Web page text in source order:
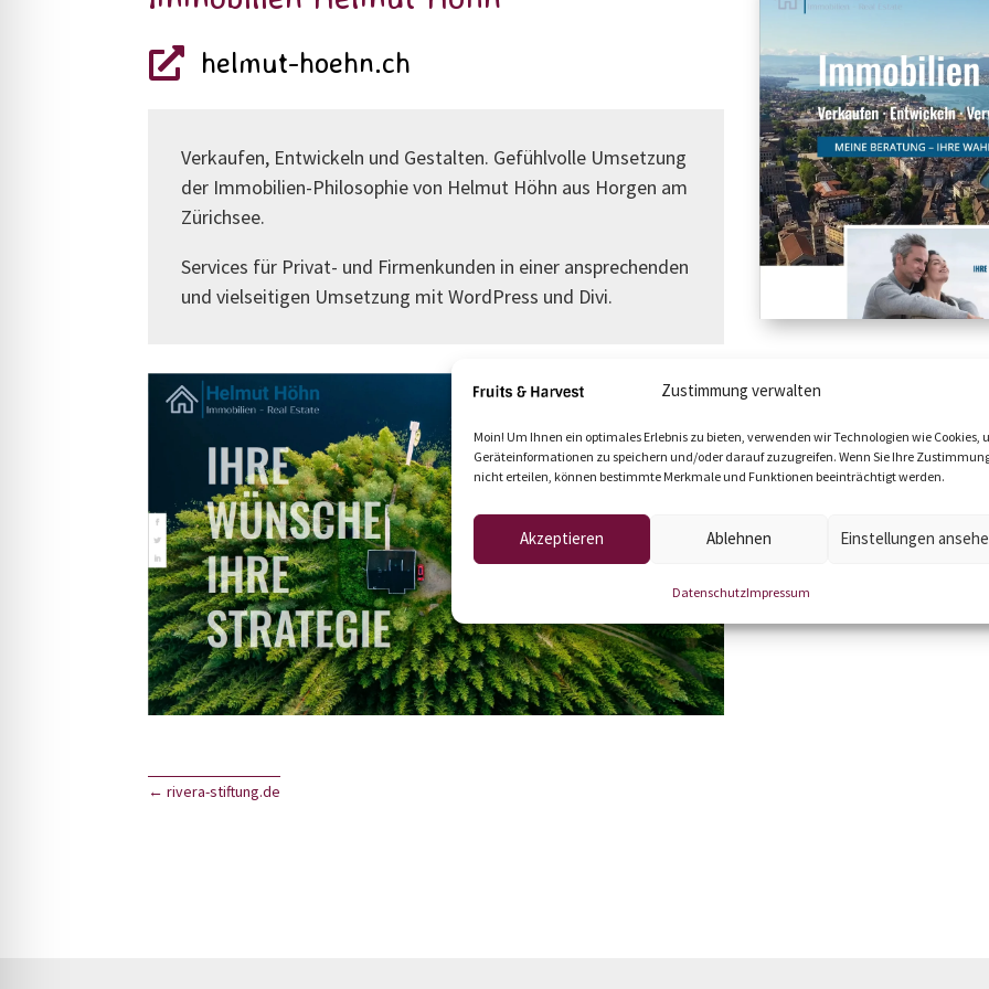
Zustimmung verwalten
Moin! Um Ihnen ein optimales Erlebnis zu bieten, verwenden wir Technologien wie Cookies,
Geräteinformationen zu speichern und/oder darauf zuzugreifen. Wenn Sie Ihre
nicht erteilen, können bestimmte Merkmale und Funktionen beeinträchtigt werden.
Akzeptieren Ablehnen Einstellungen
DatenschutzImpressum
 helmut-hoehn.ch
Verkaufen, Entwickeln und Gestalten. Gefühlvolle Umsetzung
der Immobilien-Philosophie von Helmut Höhn aus Horgen am
Zürichsee.
Services für Privat- und Firmenkunden in einer ansprechenden
und vielseitigen Umsetzung mit WordPress und Divi.
Projekt-Details
vollständiges Konzept
Migration Jimdo zu
Template-Management
Features + Gadgets
Schulung
←rivera-stiftung.de